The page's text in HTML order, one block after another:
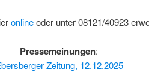
onlineoder unter 08121/40923
Pressemeinungen:
Zeitung, 12.12.2025